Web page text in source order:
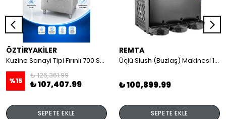
ÖZTİRYAKİLER
Kuzine Sanayi Tipi Fırınlı 700 Seri Gazlı 4 Açık Ateş 80x70x85 (Lp)-2X6Kw+2X7,5Kw+6Kw Elektrikli Fırın
%15
₺ 126,361.99
₺ 107,407.99
SEPETE EKLE
REMTA
Üçlü Slush (Buzlaş) Makinesi 12+12+12 lt
₺ 100,899.99
SEPETE EKLE